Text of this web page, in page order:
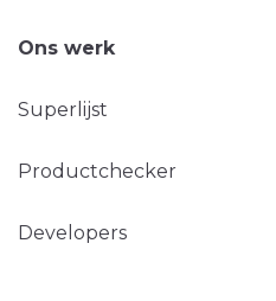
Ons werk
Superlijst
Productchecker
Developers